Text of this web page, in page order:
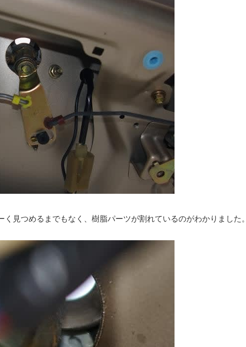
見つめるまでもなく、樹脂パーツが割れているのがわかりました。